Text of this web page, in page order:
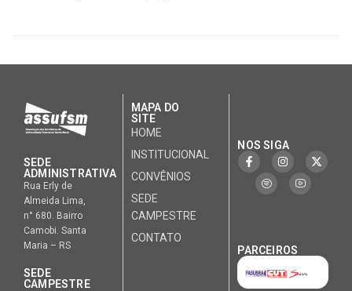
SEDE
ADMINISTRATIVA
Rua Erly de
Almeida Lima,
n° 680. Bairro
Camobi. Santa
Maria – RS
SEDE
CAMPESTRE
MAPA DO
SITE
HOME
INSTITUCIONAL
CONVÊNIOS
SEDE
CAMPESTRE
CONTATO
NOS SIGA
PARCEIROS